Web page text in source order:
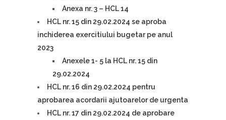
Anexa nr. 3 – HCL 14
HCL nr. 15 din 29.02.2024 se aproba
inchiderea exercitiului bugetar pe anul
2023
Anexele 1- 5 la HCL nr. 15 din
29.02.2024
HCL nr. 16 din 29.02.2024 pentru
aprobarea acordarii ajutoarelor de urgenta
HCL nr. 17 din 29.02.2024 de aprobare